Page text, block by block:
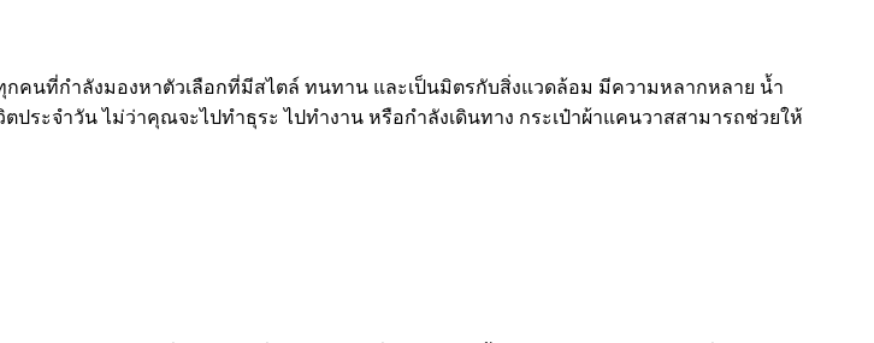
กคนที่กำลังมองหาตัวเลือกที่มีสไตล์ ทนทาน และเป็นมิตรกับสิ่งแวดล้อม มีความหลากหลาย น้ำ
ประจำวัน ไม่ว่าคุณจะไปทำธุระ ไปทำงาน หรือกำลังเดินทาง กระเป๋าผ้าแคนวาสสามารถช่วยให้